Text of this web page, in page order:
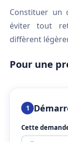
Constituer un
éviter tout
diffèrent
Pour une
1
Cette